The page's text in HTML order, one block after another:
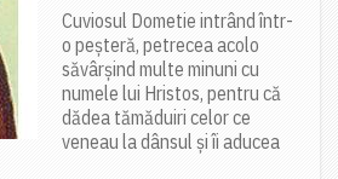
Cuviosul Dometie intrând într-
o peșteră, petrecea acolo
săvârșind multe minuni cu
numele lui Hristos, pentru că
dădea tămăduiri celor ce
veneau la dânsul și îi aducea